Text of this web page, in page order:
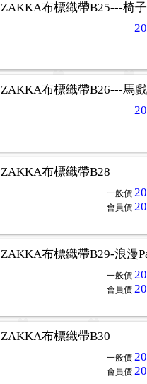
ZAKKA布標織帶B25---椅
20
ZAKKA布標織帶B26---馬
20
ZAKKA布標織帶B28
一般價 20
會員價 20
ZAKKA布標織帶B29-浪漫
一般價 20
會員價 20
ZAKKA布標織帶B30
一般價 20
會員價 20